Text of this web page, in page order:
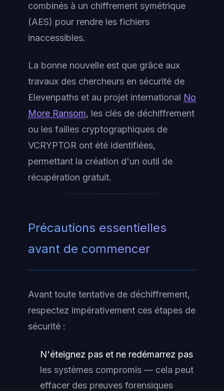
combinés à un chiffrement symétrique
(AES) pour rendre les fichiers
inaccessibles.
La bonne nouvelle est que grâce aux
travaux des chercheurs en sécurité de
Elevenpaths et au projet international No
More Ransom, les clés de déchiffrement
ou les failles cryptographiques de
VCRYPTOR ont été identifiées,
permettant la création d'un outil de
récupération gratuit.
Précautions essentielles
avant de commencer
Avant toute tentative de déchiffrement,
respectez impérativement ces étapes de
sécurité :
N'éteignez pas et ne redémarrez pas
les systèmes compromis — cela peut
effacer des preuves forensiques